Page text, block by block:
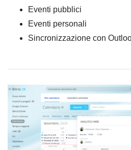
Eventi pubblici
Eventi personali
Sincronizzazione con